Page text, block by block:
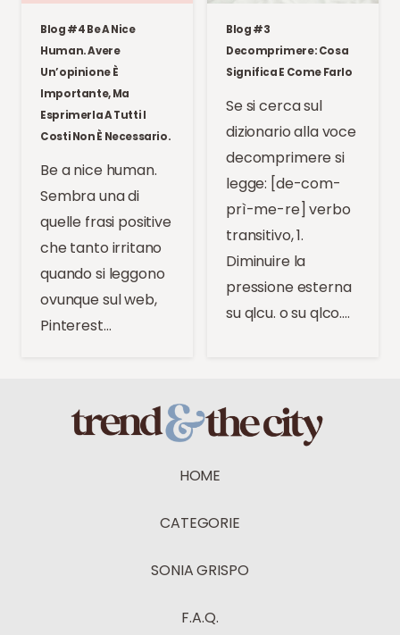
Blog #4 Be A Nice
Human. Avere
Un’opinione È
Importante, Ma
Esprimerla A Tutti I
Costi Non È Necessario.
Be a nice human.
Sembra una di
quelle frasi positive
che tanto irritano
quando si leggono
ovunque sul web,
Pinterest…
Blog #3
Decomprimere: Cosa
Significa E Come Farlo
Se si cerca sul
dizionario alla voce
decomprimere si
legge: [de-com-
prì-me-re] verbo
transitivo, 1.
Diminuire la
pressione esterna
su qlcu. o su qlco.…
HOME
CATEGORIE
SONIA GRISPO
F.A.Q.